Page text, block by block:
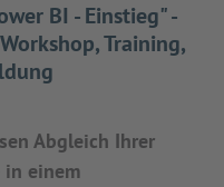
BI - Einstieg" -
Training,
Abgleich Ihrer
in einem